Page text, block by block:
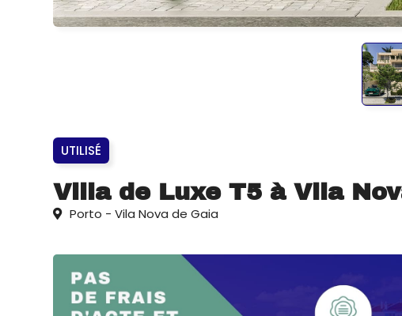
UTILISÉ
Villa de Luxe T5 à Vila
Porto - Vila Nova de Gaia